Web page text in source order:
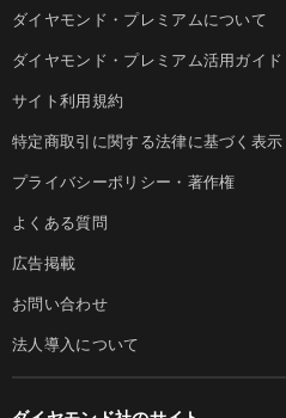
ダイヤモンド・プレミアムについて
ダイヤモンド・プレミアム活用ガイド
サイト利用規約
特定商取引に関する法律に基づく表示
プライバシーポリシー・著作権
よくある質問
広告掲載
お問い合わせ
法人導入について